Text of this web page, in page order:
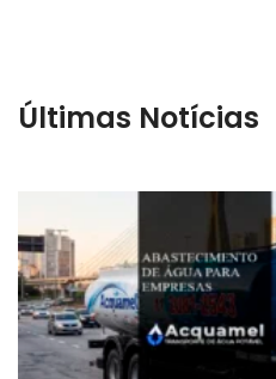
Últimas Notícias